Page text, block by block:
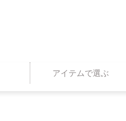
アイテムで選ぶ